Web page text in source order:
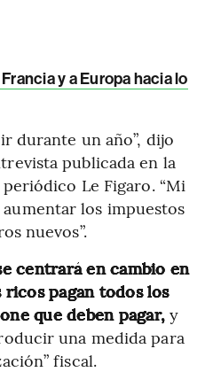
y a Europa hacia lo
durante un año”, dijo
publicada en la
Le Figaro. “Mi
los impuestos
nuevos”.
centrará en cambio en
ricos pagan todos los
que deben pagar,y
una medida para
fiscal.